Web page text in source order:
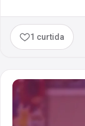
1 curtida